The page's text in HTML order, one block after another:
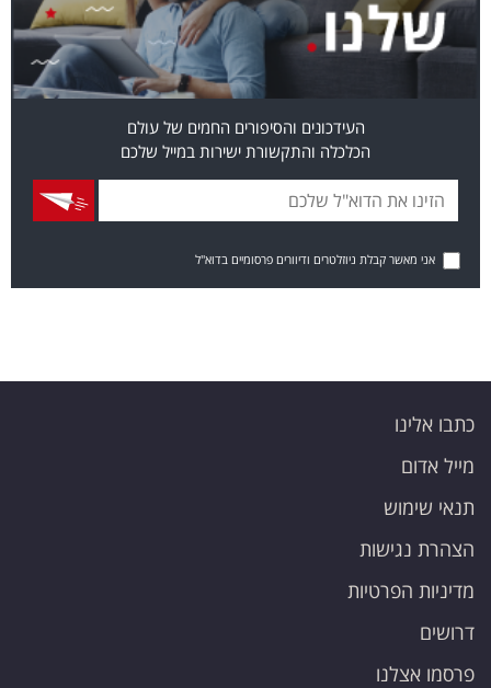
העידכונים והסיפורים החמים של עולם
הכלכלה והתקשורת ישירות במייל שלכם
אני מאשר קבלת ניוזלטרים ודיוורים פרסומיים בדוא"ל
כתבו אלינו
מייל אדום
תנאי שימוש
הצהרת נגישות
מדיניות הפרטיות
דרושים
פרסמו אצלנו